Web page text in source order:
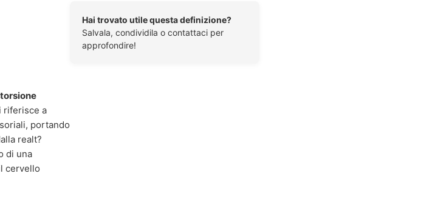
riferisce a
portando
realt?
di una
cervello
Hai trovato utile questa definizione?
Salvala, condividila o contattaci per
approfondire!